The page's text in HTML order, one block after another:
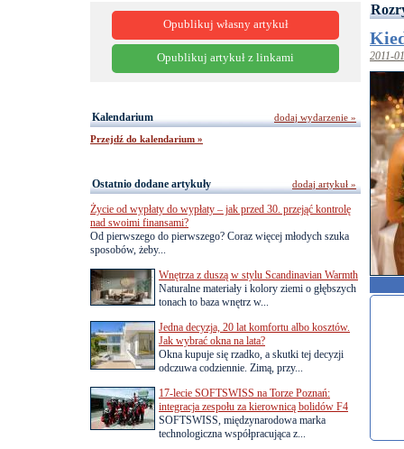
2011-
Opublikuj własny artykuł
Opublikuj artykuł z linkami
Kalendarium
Przejdź do kalendarium »
dodaj wydarzenie »
Ostatnio dodane artykuły
Życie od wypłaty do wypłaty – jak przed 30. przejąć kontrolę
nad swoimi finansami?
Od pierwszego do pierwszego? Coraz więcej młodych szuka
sposobów, żeby...
Wnętrza z duszą w stylu Scandinavian Warmth
Naturalne materiały i kolory ziemi o głębszych
tonach to baza wnętrz w...
Jedna decyzja, 20 lat komfortu albo kosztów.
Jak wybrać okna na lata?
Okna kupuje się rzadko, a skutki tej decyzji
odczuwa codziennie. Zimą, przy...
17-lecie SOFTSWISS na Torze Poznań:
integracja zespołu za kierownicą bolidów F4
SOFTSWISS, międzynarodowa marka
technologiczna współpracująca z...
dodaj artykuł »